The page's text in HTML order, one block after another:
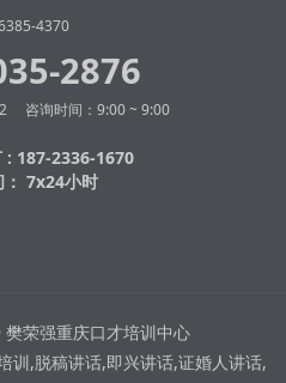
4370
2876
咨询时间：9:00 ~ 9:00
: 187-2336-1670
： 7x24小时
荣强重庆口才培训中心
训,脱稿讲话,即兴讲话,证婚人讲话,